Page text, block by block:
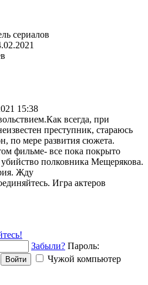
сериалов
15:38
всегда, при
преступник, стараюсь
по мере развития сюжета.
фильме- все пока покрыто
полковника Мещерякова.
Жду
Игра актеров
Забыли? Пароль:
Войти
Чужой компьютер